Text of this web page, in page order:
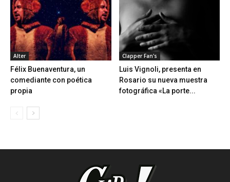
Alter
Félix Buenaventura, un
comediante con poética
propia
Clapper Fan's
Luis Vignoli, presenta en
Rosario su nueva muestra
fotográfica «La porte...